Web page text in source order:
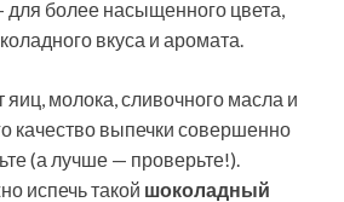
более насыщенного цвета,
вкуса и аромата.
яиц, молока, сливочного масла и
качество выпечки совершенно
(а лучше — проверьте!).
испечь такой шоколадный